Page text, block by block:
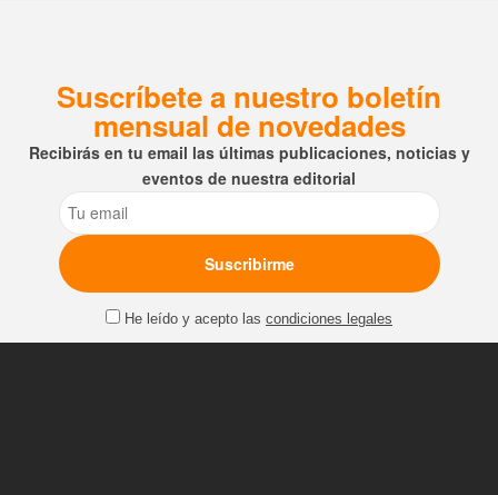
Suscríbete a nuestro boletín
mensual de novedades
Recibirás en tu email las últimas publicaciones, noticias y
eventos de nuestra editorial
Email
He leído y acepto las condiciones legales